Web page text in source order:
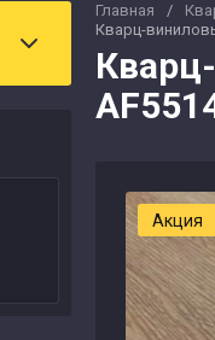
Главная /
Кварц-
Акция